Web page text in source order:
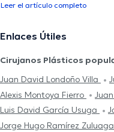
Leer el artículo completo
Enlaces Útiles
Cirujanos Plásticos
Juan David Londoño Villa
Alexis Montoya Fierro
Luis David García Usuga
Jorge Hugo Ramírez Zuluaga